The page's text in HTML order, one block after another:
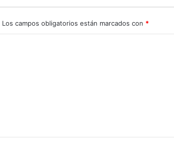
Los campos obligatorios están marcados con *